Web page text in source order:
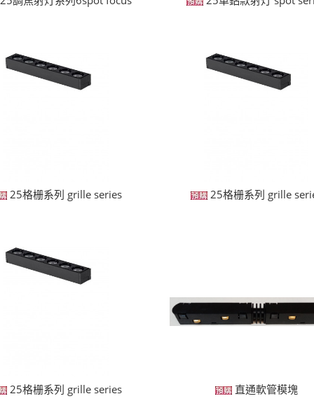
25格栅系列 grille series 25格栅系列 grille
25格栅系列 grille series 直通軟管模塊